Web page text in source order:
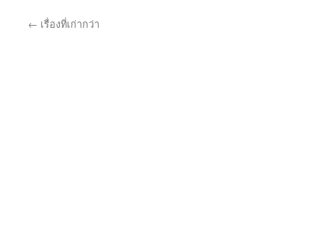
← เรื่องที่เก่ากว่า